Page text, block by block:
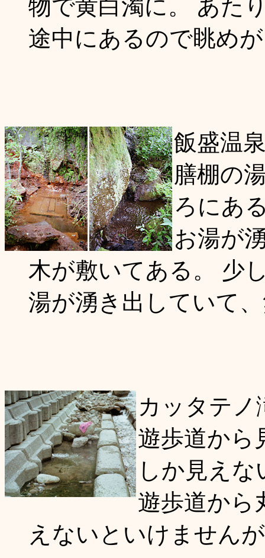
物で黄白濁に。 あた
途中にあるので眺め
飯盛温
膳棚の
ろにあ
お湯が
木が敷いてある。 少
湯が湧き出していて
カッタテノ
遊歩道から
しか見え
遊歩道から
えないといけません